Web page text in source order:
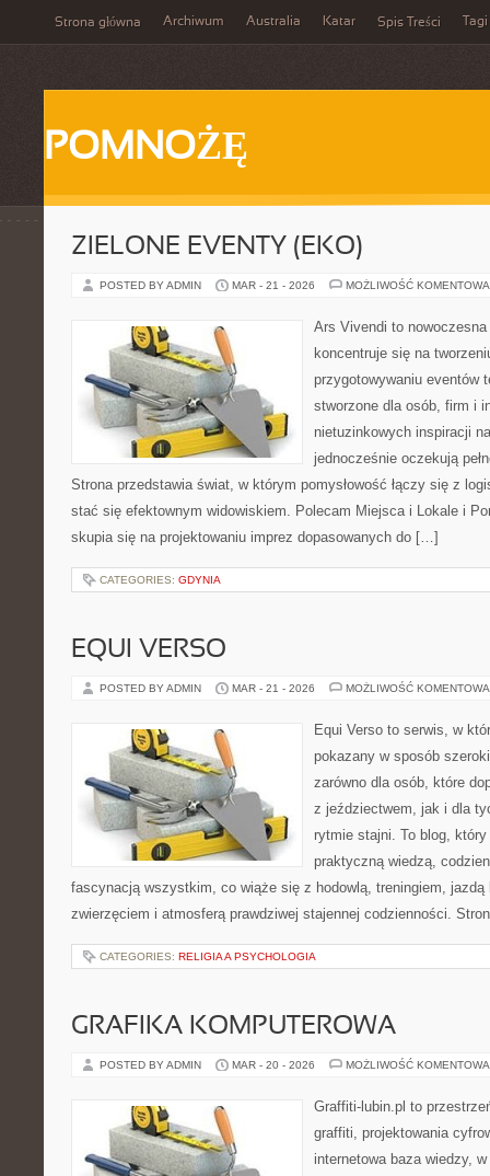
Strona główna Archiwum Australia Katar Spis Treści Tagi
POMNOŻĘ
ZIELONE EVENTY (EKO)
POSTED BY ADMIN MAR - 21 - 2026 MOŻLIWOŚĆ
Ars Vivendi to
koncentruje się na
przygotowywaniu eventów
stworzone dla osób, firm i
nietuzinkowych inspiracji
jednocześnie oczekują
Strona przedstawia świat, w którym pomysłowość łączy się z
stać się efektownym widowiskiem. Polecam Miejsca i Lokale i
skupia się na projektowaniu imprez dopasowanych do […]
CATEGORIES: GDYNIA
EQUI VERSO
POSTED BY ADMIN MAR - 21 - 2026 MOŻLIWOŚĆ
Equi Verso to serwis, w
pokazany w sposób
zarówno dla osób, które
z jeździectwem, jak i dla
rytmie stajni. To blog,
praktyczną wiedzą,
fascynacją wszystkim, co wiąże się z hodowlą, treningiem, jazdą
zwierzęciem i atmosferą prawdziwej stajennej codzienności.
CATEGORIES: RELIGIA A PSYCHOLOGIA
GRAFIKA KOMPUTEROWA
POSTED BY ADMIN MAR - 20 - 2026 MOŻLIWOŚĆ
Graffiti-lubin.pl to
graffiti, projektowania
internetowa baza wiedzy,